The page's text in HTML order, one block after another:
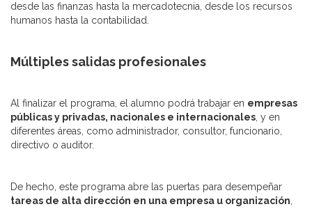
desde las finanzas hasta la mercadotecnia, desde los recursos
humanos hasta la contabilidad.
Múltiples salidas profesionales
Al finalizar el programa, el alumno podrá trabajar en empresas
públicas y privadas, nacionales e internacionales , y en
diferentes áreas, como administrador, consultor, funcionario,
directivo o auditor.
De hecho, este programa abre las puertas para desempeñar
tareas de alta dirección en una empresa u organización